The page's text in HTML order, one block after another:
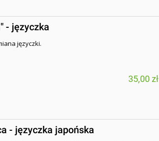
- języczka
języczki.
35,00 zł
- języczka japońska